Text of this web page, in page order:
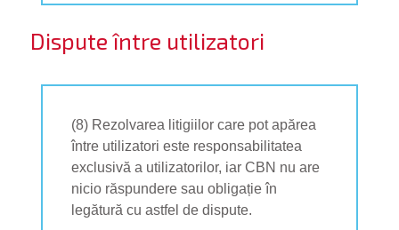
Dispute între utilizatori
(8) Rezolvarea litigiilor care pot apărea
între utilizatori este responsabilitatea
exclusivă a utilizatorilor, iar CBN nu are
nicio răspundere sau obligație în
legătură cu astfel de dispute.